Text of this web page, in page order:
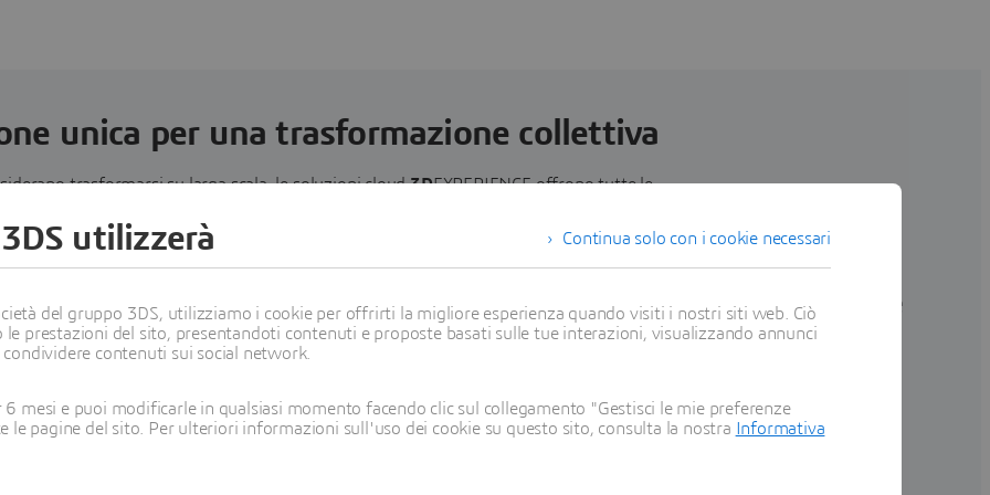
unica per una trasformazione collettiva
trasformarsi su larga scala, le soluzioni cloud3DEXPERIENCE offrono tutte le
Simulazione
Le funzionalità di
cloud su
qualsiasi scala
Governance
e
Unire le parti
Produzione
gestione delle
operazioni di
Continua solo con i cookie necessari
utilizzerà
del gruppo 3DS, utilizziamo i cookie per offrirti la migliore esperienza quando visiti i nostri siti web. Ciò
prestazioni del sito, presentandoti contenuti e proposte basati sulle tue interazioni, visualizzando annunci
contenuti sui social network.
6 mesi e puoi modificarle in qualsiasi momento facendo clic sul collegamento "Gestisci le mie preferenze
le pagine del sito. Per ulteriori informazioni sull'uso dei cookie su questo sito, consulta la nostra
Informativa